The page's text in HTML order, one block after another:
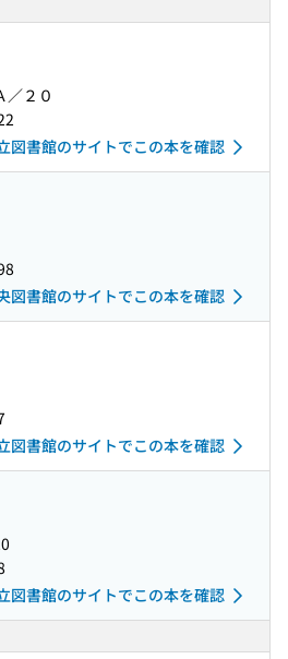
／２０
図書館のサイトでこの本を確認
図書館のサイトでこの本を確認
図書館のサイトでこの本を確認
図書館のサイトでこの本を確認